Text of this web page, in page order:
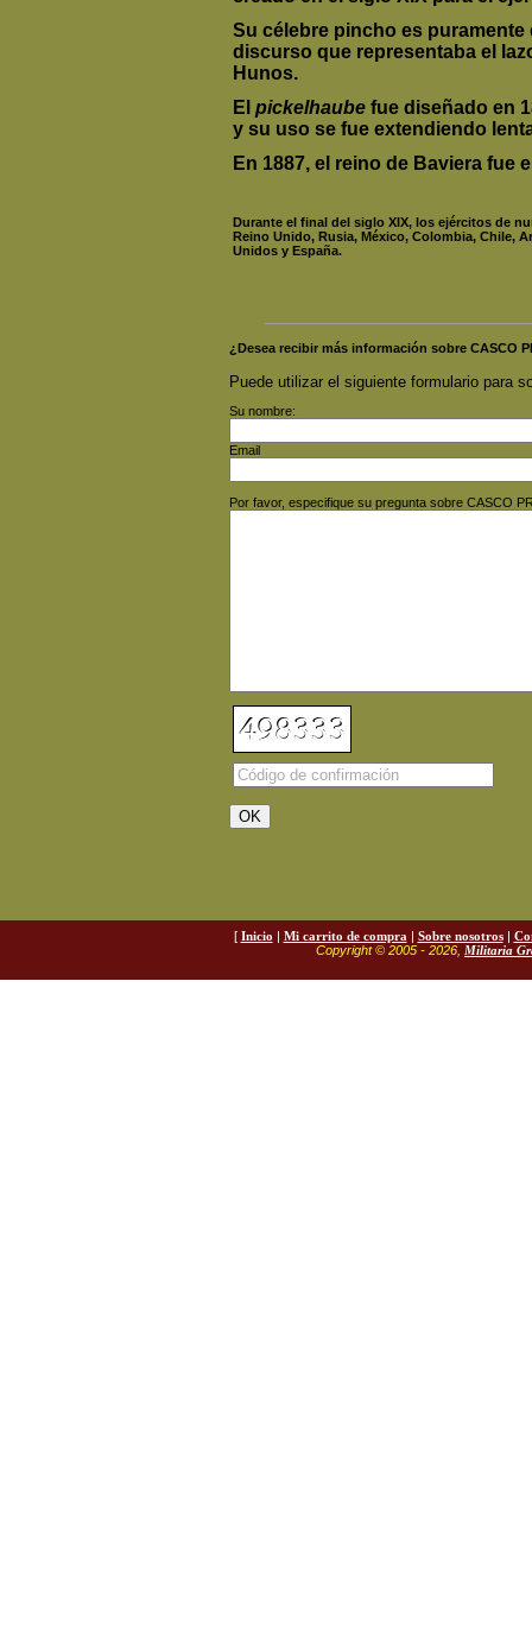
Su célebre pincho es
discurso que representaba el
Hunos.
El pickelhaube fue diseñado en
y su uso se fue extendiendo
En 1887, el reino de Baviera fue
Durante el final del siglo XIX, los ejércitos de
Reino Unido, Rusia, México, Colombia, Chile,
Unidos y España.
¿Desea recibir más información sobre CASCO
Puede utilizar el siguiente formulario para
Su nombre:
Email
Por favor, especifique su pregunta sobre CASCO
[ Inicio | Mi carrito de compra | Sobre nosotros|
Copyright © 2005 - 2026, Militaria